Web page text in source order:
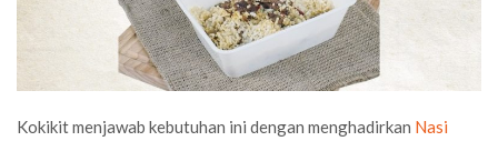
Kokikit menjawab kebutuhan ini dengan menghadirkan Nasi